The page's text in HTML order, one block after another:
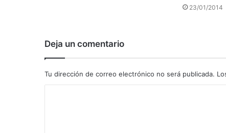
23/01/2014
Deja un comentario
Tu dirección de correo electrónico no será publicada.